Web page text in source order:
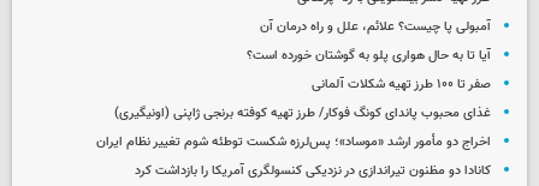
آمبولی پا چیست؟ علائم، علل و راه درمان آن
آیا تا به حال هواری پلو به گوشتان خورده است؟
صفر تا ۱۰۰ طرز تهیه شکلات آلمانی
غذای محبوب پاندای کونگ فوکار/ طرز تهیه کوفته برنجی ژاپنی (اونیگیری)
اخراج دو مأمور ارشد «موساد»؛ پس‌لرزه شکست توطئه شوم تغییر نظام ایران
کانادا دو مظنون تیراندازی در نزدیکی کنسولگری آمریکا را بازداشت کرد